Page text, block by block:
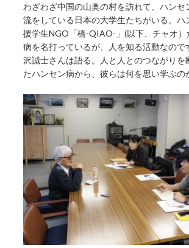
わざわざ中国の山奥の村を訪れて、ハンセ
流をしている日本の大学生たちがいる。ハ
援学生NGO「橋-QIAO-」(以下、チャオ）
病を名打っているが、人を知る活動なので
沢誠士さんは語る。人と人とのつながりを
たハンセン病から、彼らは何を思い学ぶの